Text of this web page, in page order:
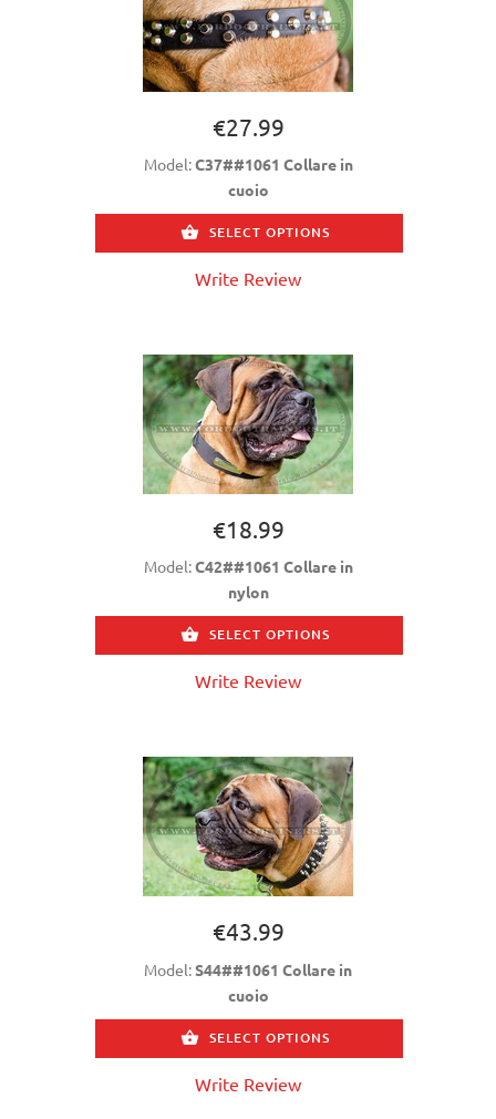
€27.99
Model:C37##1061 Collare in
cuoio
SELECT OPTIONS
Write Review
€18.99
Model:C42##1061 Collare in
nylon
SELECT OPTIONS
Write Review
€43.99
Model:S44##1061 Collare in
cuoio
SELECT OPTIONS
Write Review